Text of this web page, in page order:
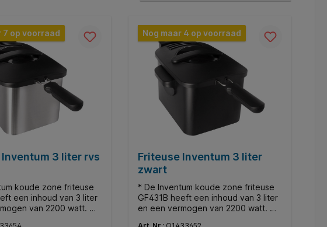
7 op voorraad
3 liter rvs
koude zone friteuse
een inhoud van 3 liter
van 2200 watt. De
Nog maar 4 op voorraad
Friteuse Inventum 3 liter
zwart
* De Inventum koude zone friteuse
GF431B heeft een inhoud van 3 liter
en een vermogen van 2200 watt. De